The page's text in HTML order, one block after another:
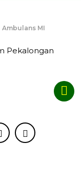
Ambulans MI
Pekalongan